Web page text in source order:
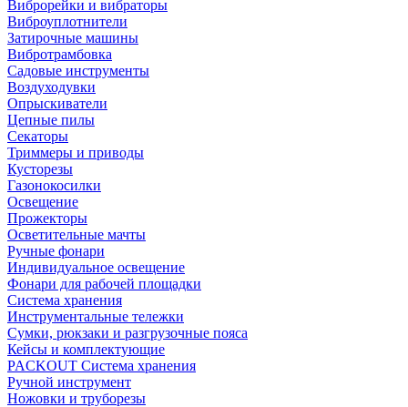
Виброрейки и вибраторы
Виброуплотнители
Затирочные машины
Вибротрамбовка
Садовые инструменты
Воздуходувки
Опрыскиватели
Цепные пилы
Секаторы
Триммеры и приводы
Кусторезы
Газонокосилки
Освещение
Прожекторы
Осветительные мачты
Ручные фонари
Индивидуальное освещение
Фонари для рабочей площадки
Система хранения
Инструментальные тележки
Сумки, рюкзаки и разгрузочные пояса
Кейсы и комплектующие
PACKOUT Система хранения
Ручной инструмент
Ножовки и труборезы